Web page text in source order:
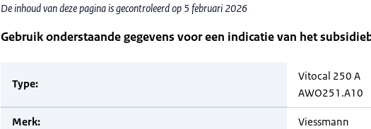
De inhoud van deze pagina is gecontroleerd op 5 februari 2026
Gebruik onderstaande gegevens voor een indicatie van het
Type:
Vitocal 250 A
AWO251.A10
Merk: Viessmann